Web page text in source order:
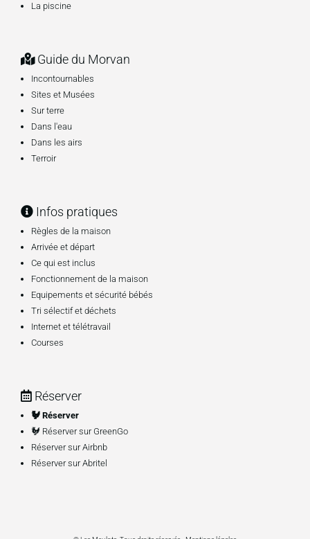
La piscine
Guide du Morvan
Incontournables
Sites et Musées
Sur terre
Dans l'eau
Dans les airs
Terroir
Infos pratiques
Règles de la maison
Arrivée et départ
Ce qui est inclus
Fonctionnement de la maison
Equipements et sécurité bébés
Tri sélectif et déchets
Internet et télétravail
Courses
Réserver
🐓​ Réserver
🐓​ Réserver sur GreenGo
Réserver sur Airbnb
Réserver sur Abritel